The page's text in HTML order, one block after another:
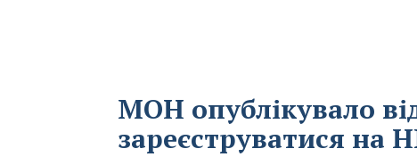
МОН опублікувало
зареєструватися на